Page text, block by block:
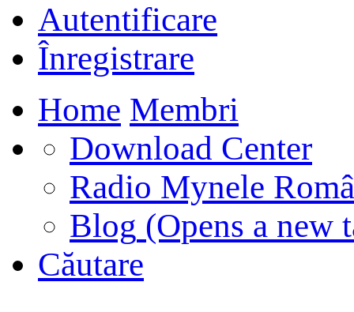
Autentificare
Înregistrare
Home Membri
Download Center
Radio Mynele
Blog (Opens a new
Căutare